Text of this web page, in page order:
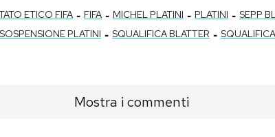
ETICO FIFA - FIFA - MICHEL PLATINI - PLATINI - SEPP
SOSPENSIONE PLATINI - SQUALIFICA BLATTER -
Mostra i commenti